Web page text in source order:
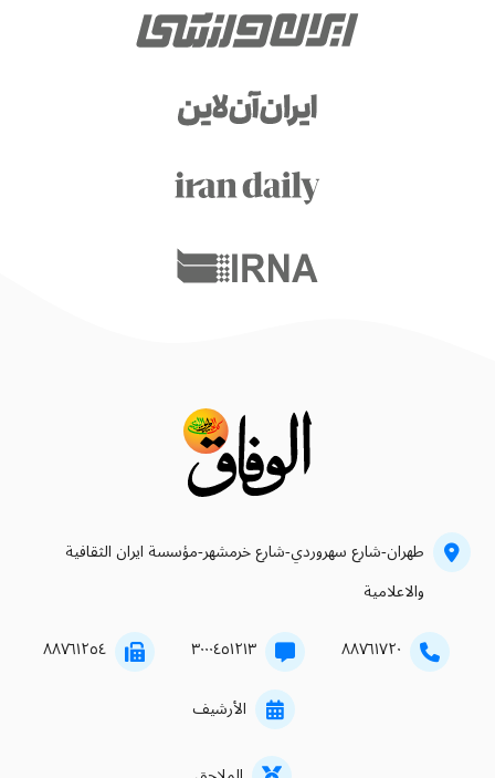
طهران-شارع سهروردي-شارع خرمشهر-مؤسسة ايران الثقافية
والاعلامية
۸۸۷٦۱۷۲۰ ۳۰۰۰٤٥۱۲۱۳ ۸۸۷٦۱۲٥٤
الأرشيف